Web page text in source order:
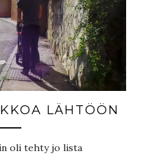
LÄHTÖÖN
oli tehty jo lista